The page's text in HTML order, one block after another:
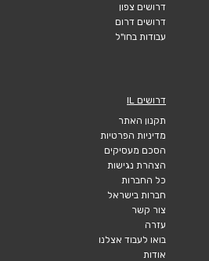
דרושים צפון
דרושים דרום
עבודות בחו"ל
דרושים IL
תקנון האתר
מדיניות הפרטיות
הסכם מעסיקים
הצהרת נגישות
כל החברות
חברות בישראל
צור קשר
עזרה
בואו לעבוד אצלנו
אודות